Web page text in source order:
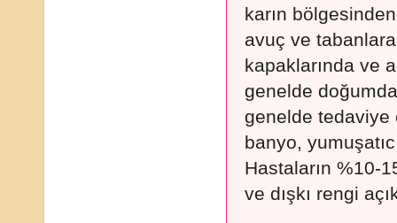
karın
avuç ve
kapaklarında ve
genelde
genelde tedaviye
banyo,
Hastaların %10-
ve dışkı rengi